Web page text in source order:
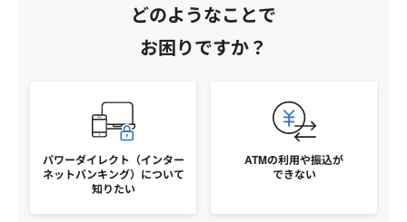
どのようなことで
お困りですか？
パワーダイレクト（インター
ネットバンキング）について
知りたい
ATMの利用や振込が
できない